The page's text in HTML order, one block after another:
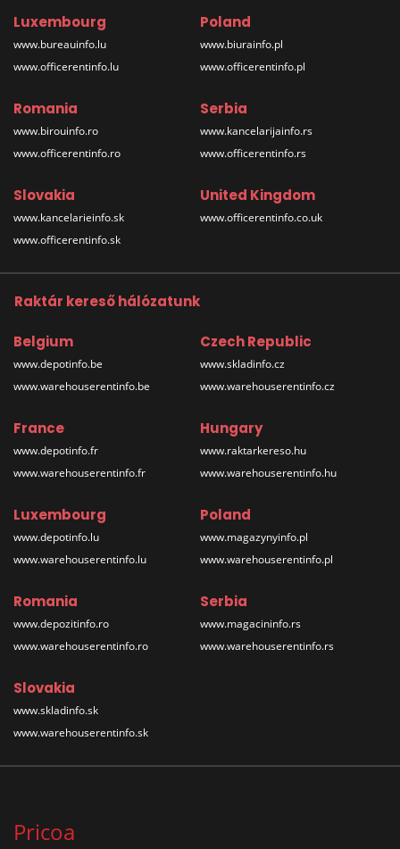
Luxembourg
www.bureauinfo.lu
www.officerentinfo.lu
Poland
www.biurainfo.pl
www.officerentinfo.pl
Romania
www.birouinfo.ro
www.officerentinfo.ro
Serbia
www.kancelarijainfo.rs
www.officerentinfo.rs
Slovakia
www.kancelarieinfo.sk
www.officerentinfo.sk
United Kingdom
www.officerentinfo.co.uk
Raktár kereső hálózatunk
Belgium
www.depotinfo.be
www.warehouserentinfo.be
Czech Republic
www.skladinfo.cz
www.warehouserentinfo.cz
France
www.depotinfo.fr
www.warehouserentinfo.fr
Hungary
www.raktarkereso.hu
www.warehouserentinfo.hu
Luxembourg
www.depotinfo.lu
www.warehouserentinfo.lu
Poland
www.magazynyinfo.pl
www.warehouserentinfo.pl
Romania
www.depozitinfo.ro
www.warehouserentinfo.ro
Serbia
www.magacininfo.rs
www.warehouserentinfo.rs
Slovakia
www.skladinfo.sk
www.warehouserentinfo.sk
Pricoa